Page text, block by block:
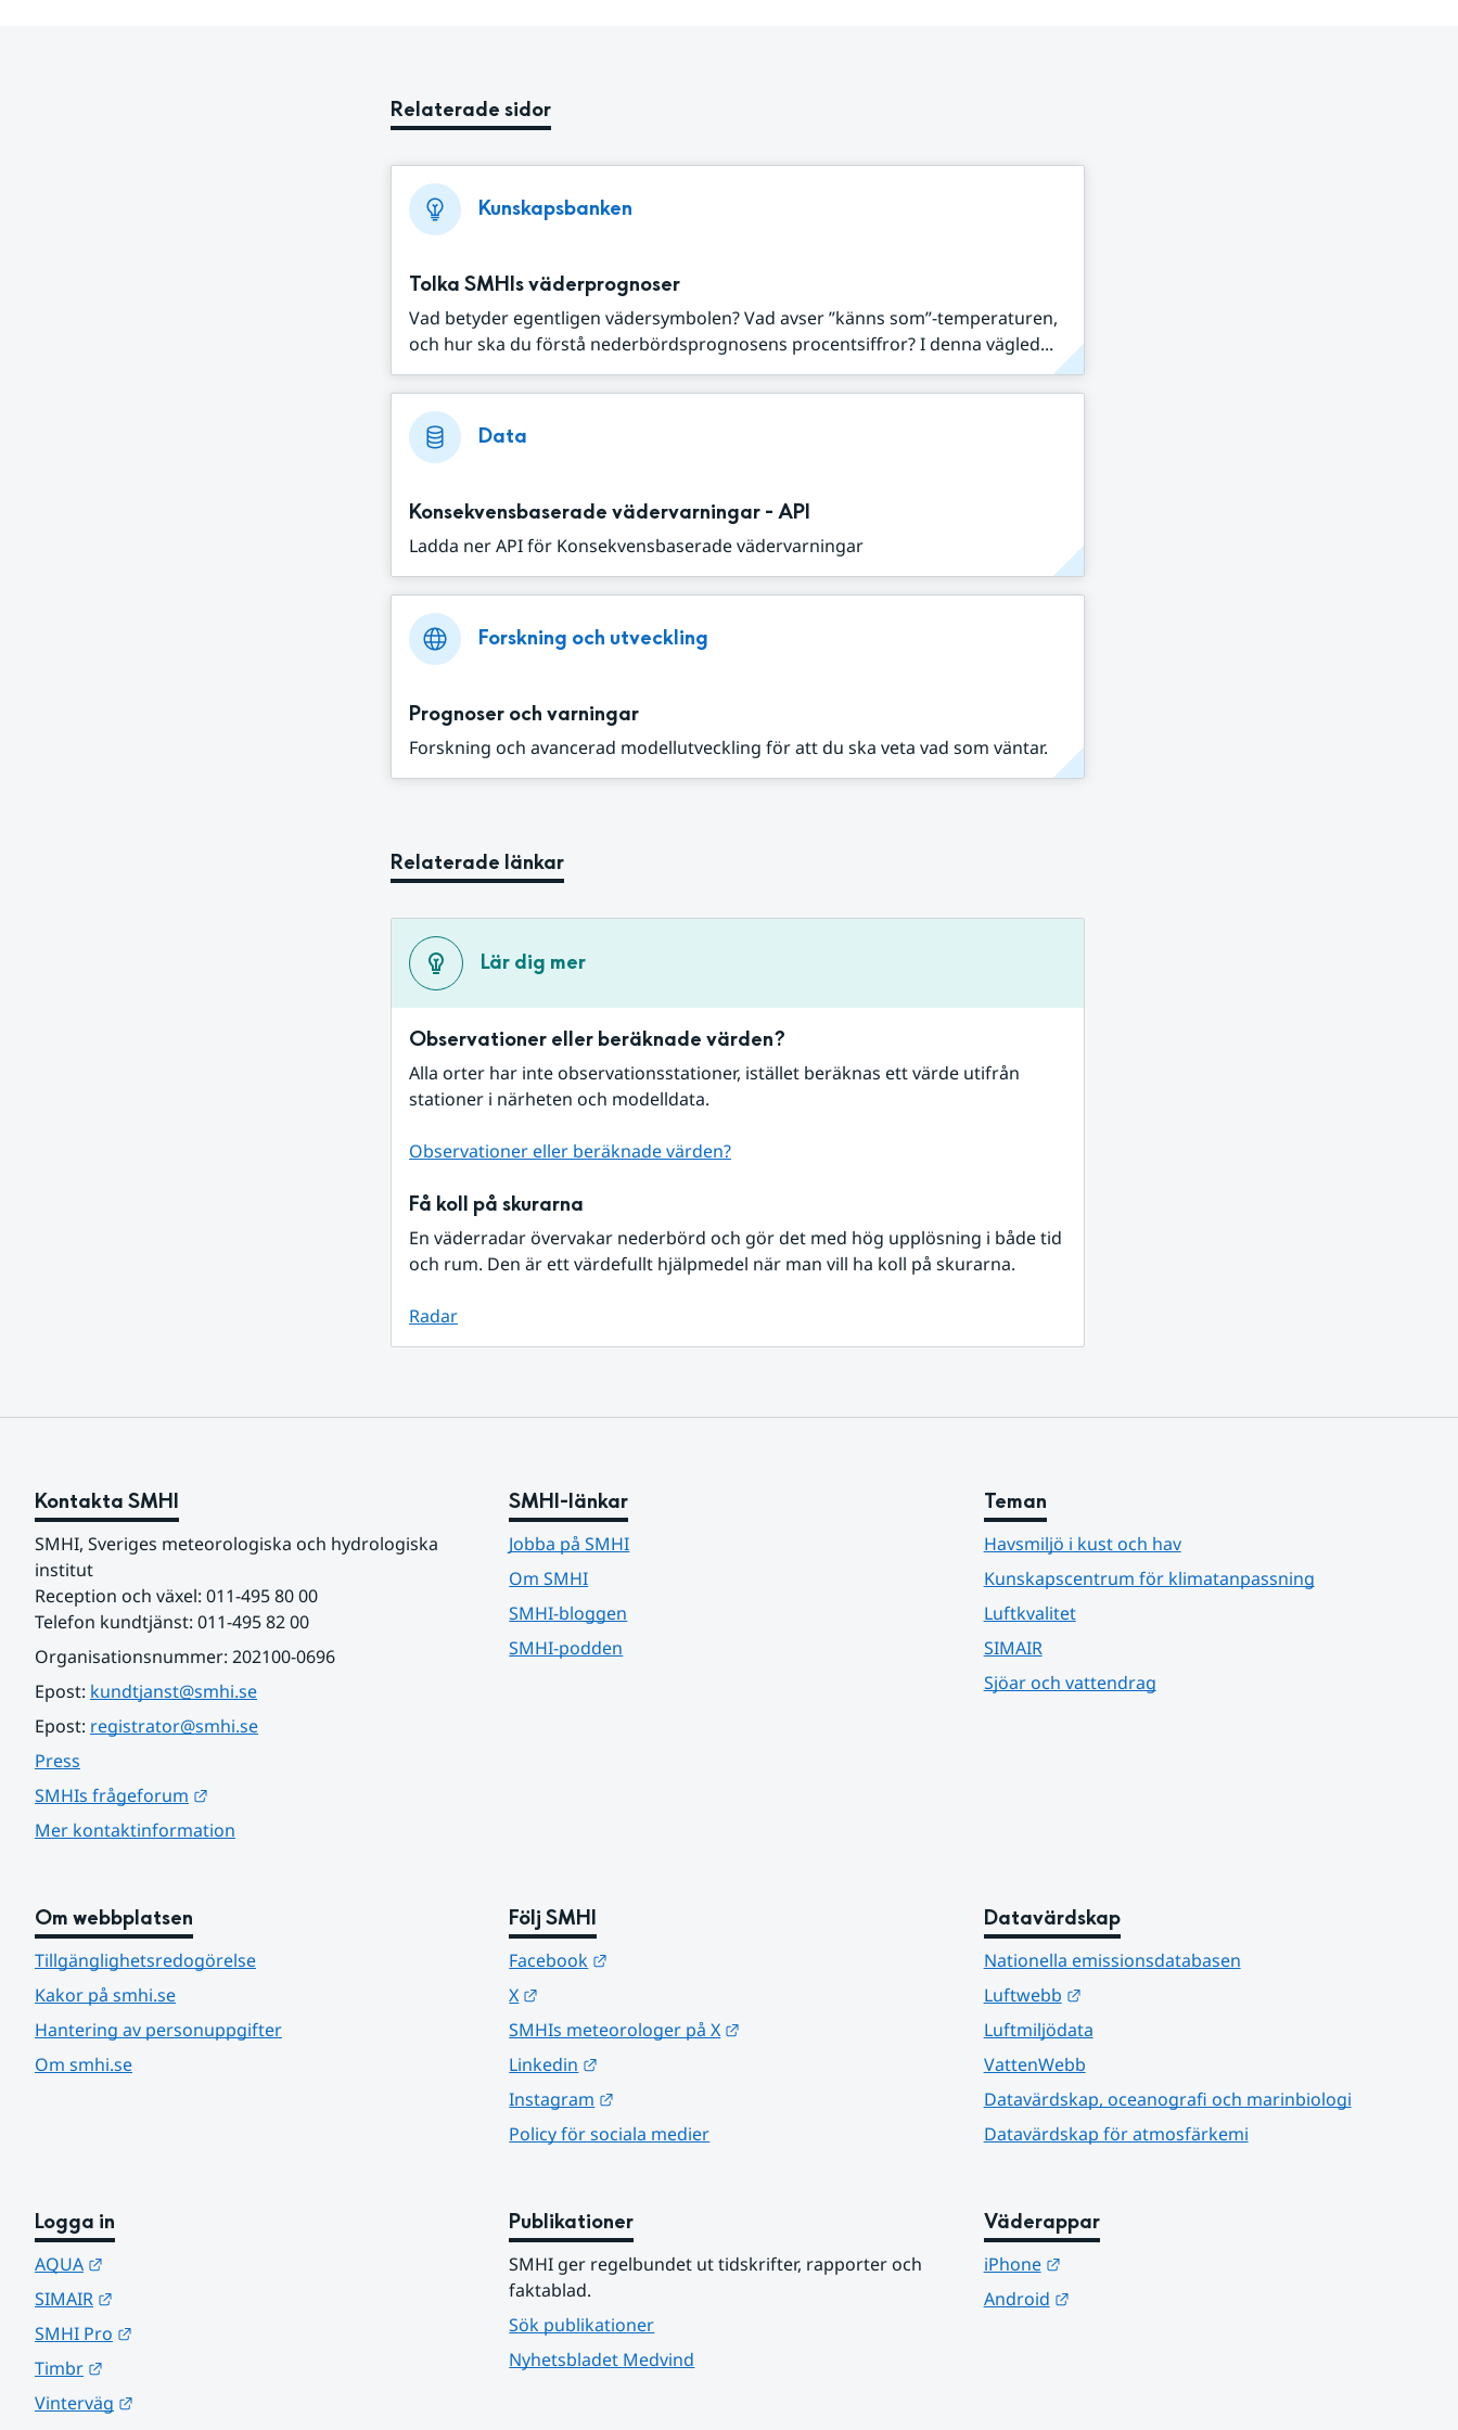
Relaterade sidor
Kunskapsbanken
Tolka SMHIs väderprognoser
Vad betyder egentligen vädersymbolen? Vad avser ”känns som”-temperaturen,
och hur ska du förstå nederbördsprognosens procentsiffror? I denna vägled...
Data
Konsekvensbaserade vädervarningar - API
Ladda ner API för Konsekvensbaserade vädervarningar
Forskning och utveckling
Prognoser och varningar
Forskning och avancerad modellutveckling för att du ska veta vad som väntar.
Relaterade länkar
Lär dig mer
Observationer eller beräknade värden?
Alla orter har inte observationsstationer, istället beräknas ett värde utifrån
stationer i närheten och modelldata.
Observationer eller beräknade värden?
Få koll på skurarna
En väderradar övervakar nederbörd och gör det med hög upplösning i både tid
och rum. Den är ett värdefullt hjälpmedel när man vill ha koll på skurarna.
Radar
Kontakta SMHI
SMHI, Sveriges meteorologiska och hydrologiska
institut
Reception och växel: 011-495 80 00
Telefon kundtjänst: 011-495 82 00
Organisationsnummer: 202100-0696
Epost: kundtjanst@smhi.se
Epost: registrator@smhi.se
Press
SMHIs frågeforum
Mer kontaktinformation
SMHI-länkar
Jobba på SMHI
Om SMHI
SMHI-bloggen
SMHI-podden
Teman
Havsmiljö i kust och hav
Kunskapscentrum för klimatanpassning
Luftkvalitet
SIMAIR
Sjöar och vattendrag
Om webbplatsen
Tillgänglighetsredogörelse
Kakor på smhi.se
Hantering av personuppgifter
Om smhi.se
Följ SMHI
Facebook
X
SMHIs meteorologer på X
Linkedin
Instagram
Policy för sociala medier
Datavärdskap
Nationella emissionsdatabasen
Luftwebb
Länk till annan webbplats.
Luftmiljödata
VattenWebb
Datavärdskap, oceanografi och marinbiologi
Datavärdskap för atmosfärkemi
Logga in
AQUA
SIMAIR
SMHI Pro
Timbr
Vinterväg
Publikationer
SMHI ger regelbundet ut tidskrifter, rapporter och
faktablad.
Sök publikationer
Nyhetsbladet Medvind
Väderappar
iPhone
Länk till annan webbplats.
Android
Länk till annan webbplats.